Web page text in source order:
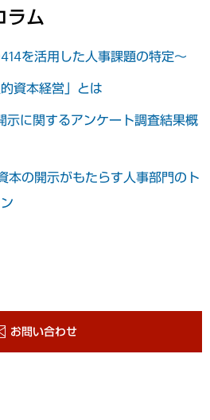
ラム
を活用した人事課題の特定～
資本経営」とは
示に関するアンケート調査結果概
本の開示がもたらす人事部門のト
お問い合わせ